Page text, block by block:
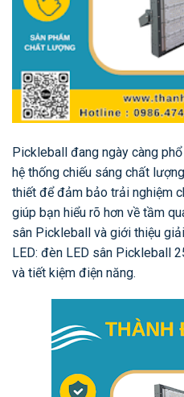
Pickleball đang ngày càng
hệ thống chiếu sáng chất
thiết để đảm bảo trải nghiệm
giúp bạn hiểu rõ hơn về tầm
sân Pickleball và giới thiệu
LED: đèn LED sân Pickleball
và tiết kiệm điện năng.